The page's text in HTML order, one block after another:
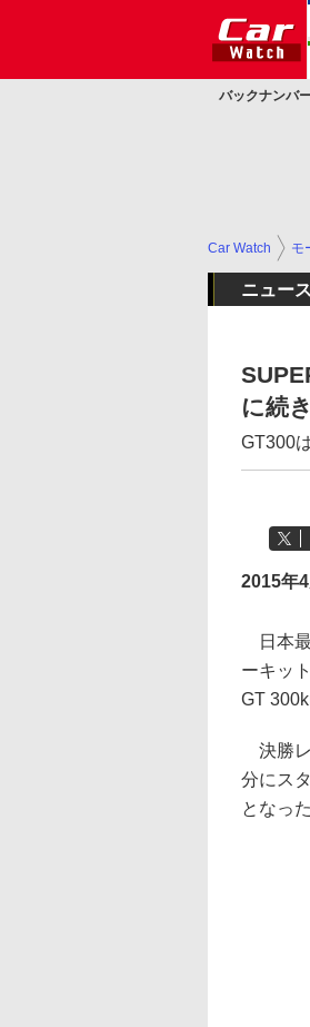
バックナンバ
Car Watch モ
ニュース
に続
GT300
2015年
日本最
ーキッ
GT
決勝レ
分にス
となった